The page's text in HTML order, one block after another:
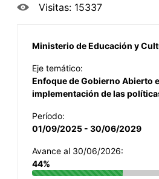
Visitas: 15337
Ministerio de Educación y
Eje temático:
Enfoque de Gobierno Abierto
implementación de las
Período:
01/09/2025 - 30/06/2029
Avance al 30/06/2026:
44%